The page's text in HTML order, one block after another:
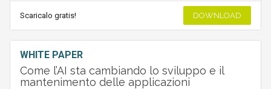
Scaricalo gratis! DOWNLOAD
WHITE PAPER
Come l’AI sta cambiando lo sviluppo e il
mantenimento delle applicazioni